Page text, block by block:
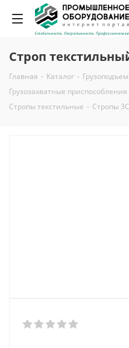
Строп
Главная - Каталог -
Грузозахватные приспособления
Стропы текстильные - Стропы